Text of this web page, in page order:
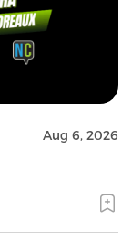
Aug 6, 2026